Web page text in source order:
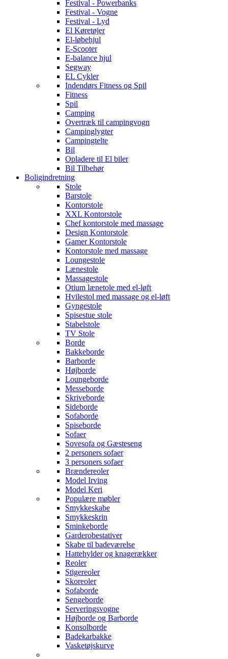
Festival - Powerbanks
Festival - Vogne
Festival - Lyd
El Køretøjer
El-løbehjul
E-Scooter
E-balance hjul
Segway
EL Cykler
Indendørs Fitness og Spil
Fitness
Spil
Camping
Overtræk til campingvogn
Campinglygter
Campingtelte
Bil
Opladere til El biler
Bil Tilbehør
Boligindretning
Stole
Barstole
Kontorstole
XXL Kontorstole
Chef kontorstole med massage
Design Kontorstole
Gamer Kontorstole
Kontorstole med massage
Loungestole
Lænestole
Massagestole
Otium lænetole med el-løft
Hvilestol med massage og el-løft
Gyngestole
Spisestue stole
Stabelstole
TV Stole
Borde
Bakkeborde
Barborde
Højborde
Loungeborde
Messeborde
Skriveborde
Sideborde
Sofaborde
Spiseborde
Sofaer
Sovesofa og Gæsteseng
2 personers sofaer
3 personers sofaer
Brændereoler
Model Irving
Model Keri
Populære møbler
Smykkeskabe
Smykkeskrin
Sminkeborde
Garderobestativer
Skabe til badeværelse
Hattehylder og knagerækker
Reoler
Stigereoler
Skoreoler
Sofaborde
Sengeborde
Serveringsvogne
Højborde og Barborde
Konsolborde
Badekarbakke
Vasketøjskurve